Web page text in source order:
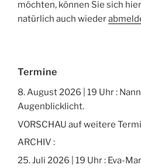
möchten, können Sie sich hier
natürlich auch wieder
Termine
8. August 2026 | 19 Uhr :
Augenblicklicht.
VORSCHAU auf weitere
ARCHIV :
25. Juli 2026 | 19 Uhr : Eva-